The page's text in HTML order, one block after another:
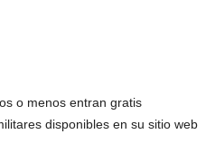
o menos entran gratis
disponibles en su sitio web